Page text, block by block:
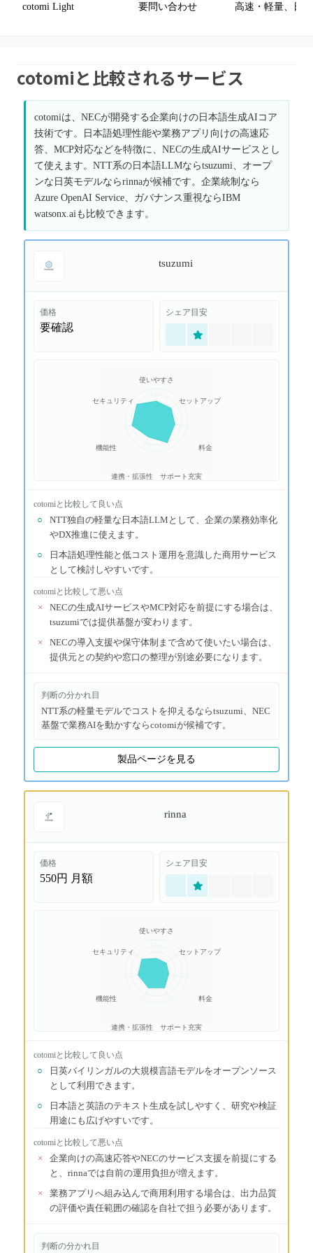
cotomi Light 要問い合わせ 高速・軽量、日
cotomiと比較されるサービス
cotomiは、NECが開発する企業向けの日本語生成AIコア
技術です。日本語処理性能や業務アプリ向けの高速応
答、MCP対応などを特徴に、NECの生成AIサービスとし
て使えます。NTT系の日本語LLMならtsuzumi、オープ
ンな日英モデルならrinnaが候補です。企業統制なら
Azure OpenAI Service、ガバナンス重視ならIBM
watsonx.aiも比較できます。
tsuzumi
価格
要確認
シェア目安
使いやすさ
セットアップ
料金
サポート充実
連携・拡張性
機能性
セキュリティ
cotomiと比較して良い点
○
NTT独自の軽量な日本語LLMとして、企業の業務効率化
やDX推進に使えます。
○
日本語処理性能と低コスト運用を意識した商用サービス
として検討しやすいです。
cotomiと比較して悪い点
×
NECの生成AIサービスやMCP対応を前提にする場合は、
tsuzumiでは提供基盤が変わります。
×
NECの導入支援や保守体制まで含めて使いたい場合は、
提供元との契約や窓口の整理が別途必要になります。
判断の分かれ目
NTT系の軽量モデルでコストを抑えるならtsuzumi、NEC
基盤で業務AIを動かすならcotomiが候補です。
製品ページを見る
rinna
価格
550円 月額
シェア目安
使いやすさ
セットアップ
料金
サポート充実
連携・拡張性
機能性
セキュリティ
cotomiと比較して良い点
○
日英バイリンガルの大規模言語モデルをオープンソース
として利用できます。
○
日本語と英語のテキスト生成を試しやすく、研究や検証
用途にも広げやすいです。
cotomiと比較して悪い点
×
企業向けの高速応答やNECのサービス支援を前提にする
と、rinnaでは自前の運用負担が増えます。
×
業務アプリへ組み込んで商用利用する場合は、出力品質
の評価や責任範囲の確認を自社で担う必要があります。
判断の分かれ目